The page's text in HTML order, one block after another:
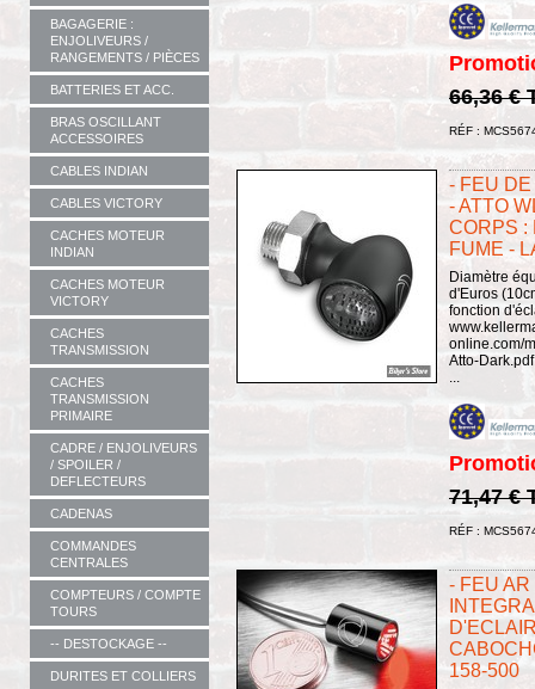
BAGAGERIE :
ENJOLIVEURS /
RANGEMENTS / PIÈCES
BATTERIES ET ACC.
BRAS OSCILLANT
ACCESSOIRES
CABLES INDIAN
CABLES VICTORY
CACHES MOTEUR
INDIAN
CACHES MOTEUR
VICTORY
CACHES
TRANSMISSION
CACHES
TRANSMISSION
PRIMAIRE
CADRE / ENJOLIVEURS
/ SPOILER /
DEFLECTEURS
CADENAS
COMMANDES
CENTRALES
COMPTEURS / COMPTE
TOURS
-- DESTOCKAGE --
DURITES ET COLLIERS
66,36 €
RÉF :
- FEU
- ATTO
CORPS :
FUME -
Diamètre
d'Euros
fonction
online.com/
Atto-
...
71,47 €
RÉF :
- FEU
158-500